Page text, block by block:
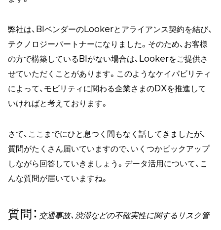
弊社は、BIベンダーのLookerとアライアンス契約を結び、
テクノロジーパートナーになりました。そのため、お客様
の方で構築しているBIがない場合は、Lookerをご提供さ
せていただくことがあります。このようなケイパビリティ
によって、モビリティに関わる企業さまのDXを推進して
いければと考えております。
さて、ここまでにひと息つく間もなく話してきましたが、
質問がたくさん届いていますので、いくつかピックアップ
しながら回答していきましょう。データ活用について、こ
んな質問が届いていますね。
質問 交通事故、渋滞などの不確実性に関するリスク管